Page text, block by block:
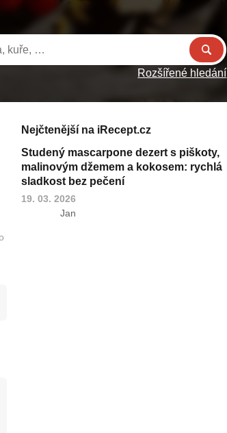
Rozšířené hledání
Nejčtenější na iRecept.cz
Studený mascarpone dezert s piškoty,
malinovým džemem a kokosem: rychlá
sladkost bez pečení
19. 03. 2026
Jan